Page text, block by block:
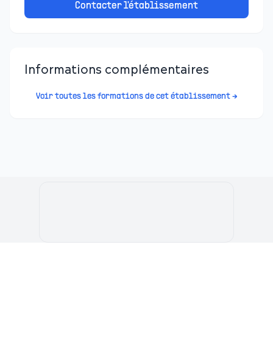
Contacter l'établissement
Informations complémentaires
Voir toutes les formations de cet établissement →